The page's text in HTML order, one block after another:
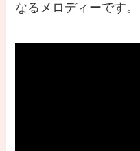
なるメロディーです。